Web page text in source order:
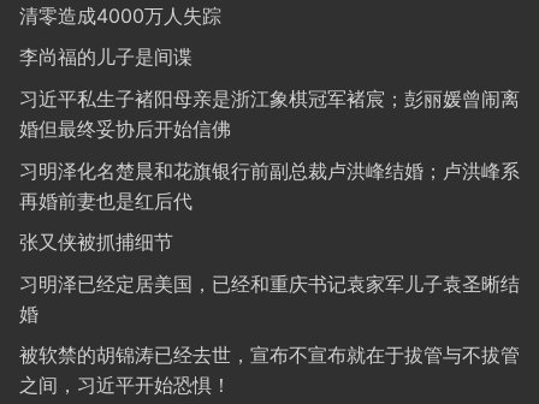
清零造成4000万人失踪
李尚福的儿子是间谍
习近平私生子褚阳母亲是浙江象棋冠军褚宸；彭丽媛曾闹离
婚但最终妥协后开始信佛
习明泽化名楚晨和花旗银行前副总裁卢洪峰结婚；卢洪峰系
再婚前妻也是红后代
张又侠被抓捕细节
习明泽已经定居美国，已经和重庆书记袁家军儿子袁圣晰结
婚
被软禁的胡锦涛已经去世，宣布不宣布就在于拔管与不拔管
之间，习近平开始恐惧！